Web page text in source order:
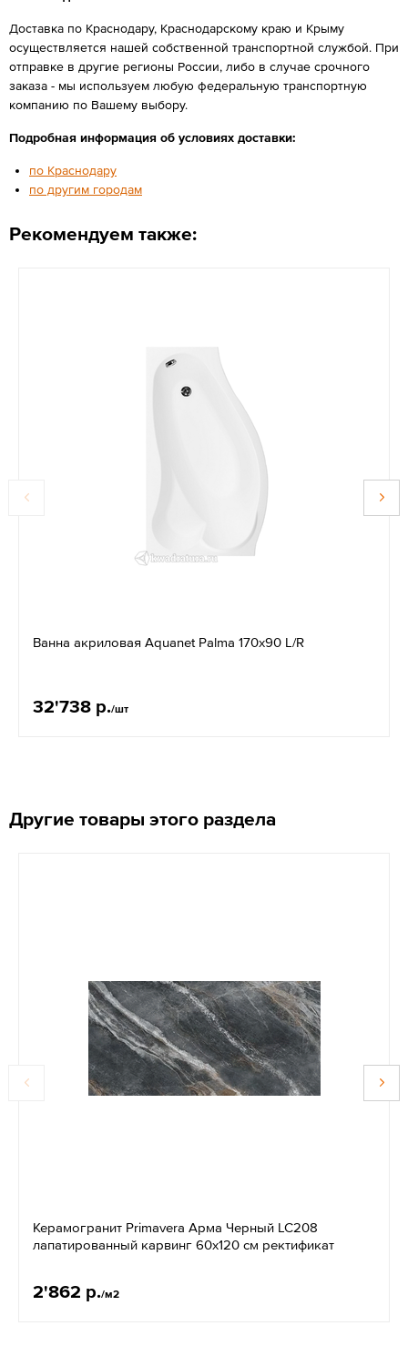
Доставка по Краснодару, Краснодарскому краю и Крыму
осуществляется нашей собственной транспортной службой. При
отправке в другие регионы России, либо в случае срочного
заказа - мы используем любую федеральную транспортную
компанию по Вашему выбору.
Подробная информация об условиях доставки:
по Краснодару
по другим городам
Рекомендуем также:
Ванна акриловая Aquanet Palma 170x90 L/R
32'738 р./шт
Другие товары этого раздела
Керамогранит Primavera Арма Черный LC208
лапатированный карвинг 60x120 см ректификат
2'862 р./м2